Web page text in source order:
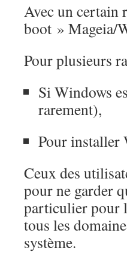
Avec un certain
boot » Mageia/
Pour plusieurs
Si Windows
rarement),
Pour installer
Ceux des
pour ne garder
particulier pour
tous les
système.